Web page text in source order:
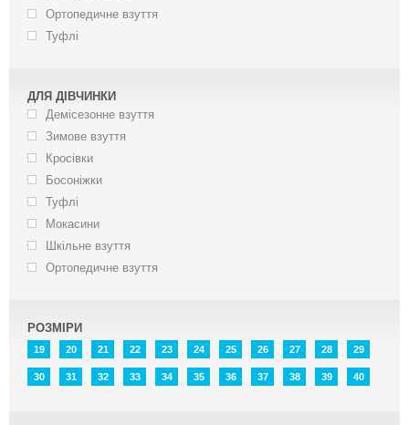
Ортопедичне взуття
Туфлі
ДЛЯ ДІВЧИНКИ
Демісезонне взуття
Зимове взуття
Кросівки
Босоніжки
Туфлі
Мокасини
Шкільне взуття
Ортопедичне взуття
РОЗМІРИ
19 20 21 22 23 24 25 26 27 28 29
30 31 32 33 34 35 36 37 38 39 40